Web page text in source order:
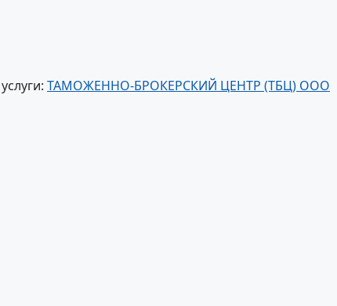
ТАМОЖЕННО-БРОКЕРСКИЙ ЦЕНТР (ТБЦ) ООО